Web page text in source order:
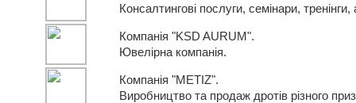
Консалтингові послуги, семінари, тренінги,
Компанія "KSD AURUM".
Ювелірна компанія.
Компанія "METIZ".
Виробництво та продаж дротів різного